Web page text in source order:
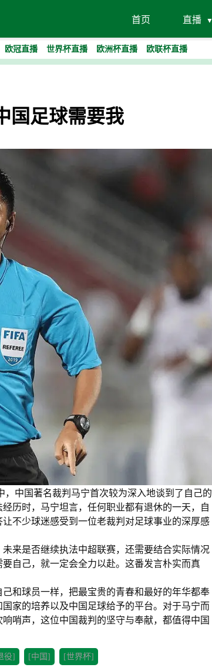
首页 直播
欧冠直播 世界杯直播 欧洲杯直播 欧联杯直播
国足球需要我
中国著名裁判马宁首次较为深入地谈到了自己的
历时，马宁坦言，任何职业都有退休的一天，自
不少球迷感受到一位老裁判对足球事业的深厚感
来是否继续执法中超联赛，还需要结合实际情况
自己，就一定会全力以赴。这番发言朴实而真
和球员一样，把最宝贵的青春和最好的年华都奉
家的培养以及中国足球给予的平台。对于马宁而
哨声，这位中国裁判的坚守与奉献，都值得中国
役] [中国] [世界杯]